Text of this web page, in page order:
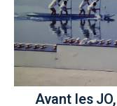
Avant les